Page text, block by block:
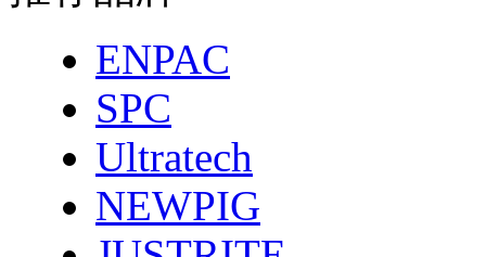
ENPAC
SPC
Ultratech
NEWPIG